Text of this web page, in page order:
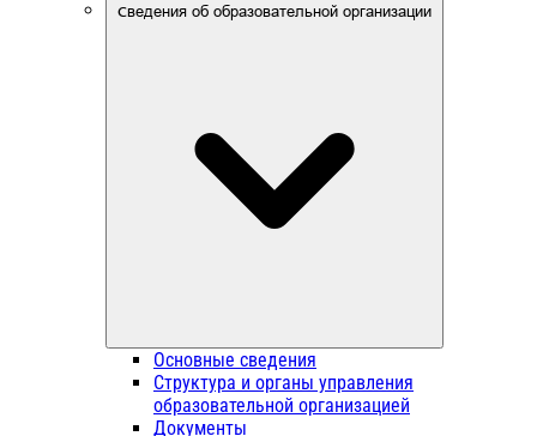
Сведения об образовательной организации
Основные сведения
Структура и органы управления
образовательной организацией
Документы